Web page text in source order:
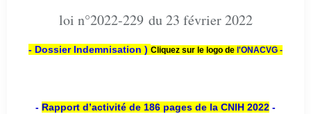
loi n°2022-229 du 23 février 2022
- Dossier Indemnisation ) Cliquez sur le logo de l'ONACVG -
- Rapport d’activité de 186 pages de la CNIH 2022 -